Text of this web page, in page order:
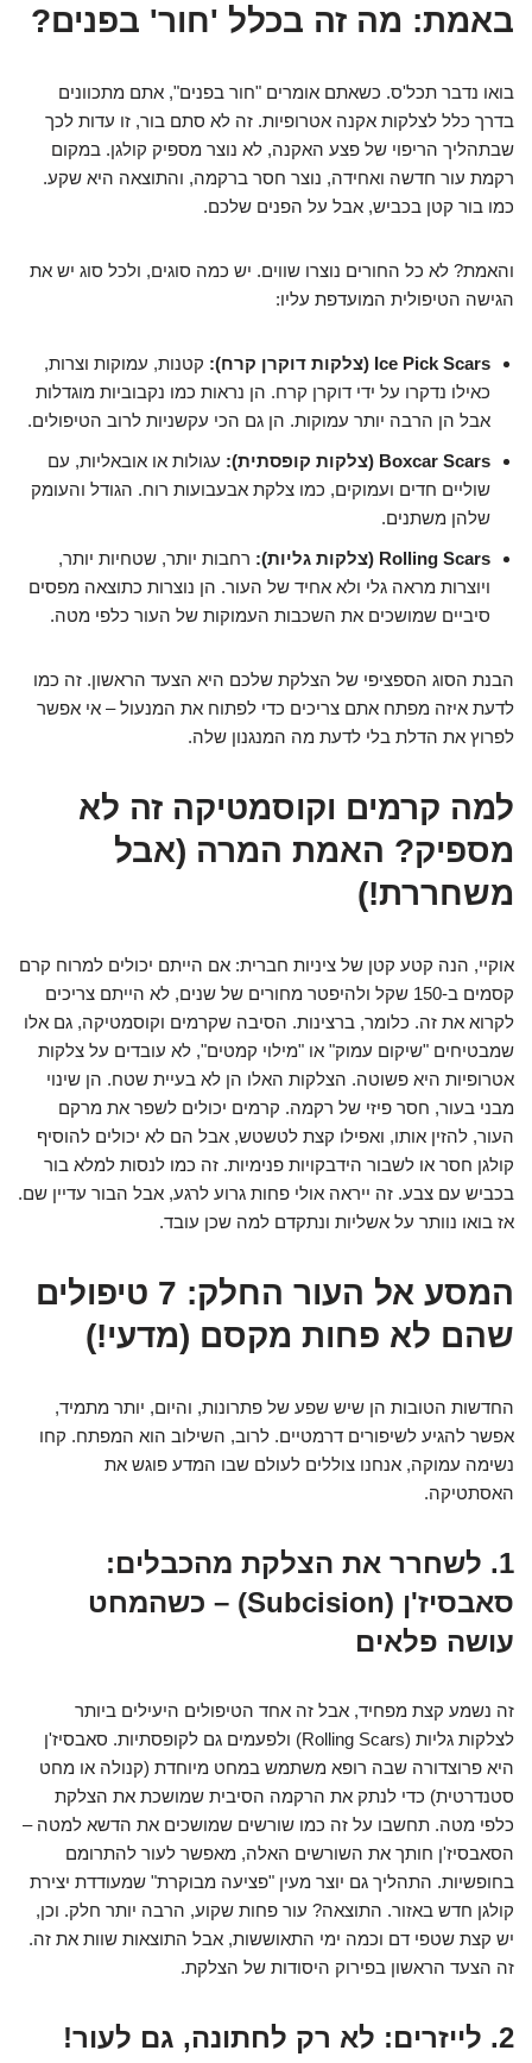
באמת: מה זה בכלל 'חור' בפנים?
בואו נדבר תכל'ס. כשאתם אומרים "חור בפנים", אתם מתכוונים
בדרך כלל לצלקות אקנה אטרופיות. זה לא סתם בור, זו עדות לכך
שבתהליך הריפוי של פצע האקנה, לא נוצר מספיק קולגן. במקום
רקמת עור חדשה ואחידה, נוצר חסר ברקמה, והתוצאה היא שקע.
כמו בור קטן בכביש, אבל על הפנים שלכם.
והאמת? לא כל החורים נוצרו שווים. יש כמה סוגים, ולכל סוג יש את
הגישה הטיפולית המועדפת עליו:
Ice Pick Scars (צלקות דוקרן קרח):
קטנות, עמוקות וצרות,
כאילו נדקרו על ידי דוקרן קרח. הן נראות כמו נקבוביות מוגדלות
אבל הן הרבה יותר עמוקות. הן גם הכי עקשניות לרוב הטיפולים.
Boxcar Scars (צלקות קופסתית):
עגולות או אובאליות, עם
שוליים חדים ועמוקים, כמו צלקת אבעבועות רוח. הגודל והעומק
שלהן משתנים.
Rolling Scars (צלקות גליות):
רחבות יותר, שטחיות יותר,
ויוצרות מראה גלי ולא אחיד של העור. הן נוצרות כתוצאה מפסים
סיביים שמושכים את השכבות העמוקות של העור כלפי מטה.
הבנת הסוג הספציפי של הצלקת שלכם היא הצעד הראשון. זה כמו
לדעת איזה מפתח אתם צריכים כדי לפתוח את המנעול – אי אפשר
לפרוץ את הדלת בלי לדעת מה המנגנון שלה.
למה קרמים וקוסמטיקה זה לא
מספיק? האמת המרה (אבל
משחררת!)
אוקיי, הנה קטע קטן של ציניות חברית: אם הייתם יכולים למרוח קרם
קסמים ב-150 שקל ולהיפטר מחורים של שנים, לא הייתם צריכים
לקרוא את זה. כלומר, ברצינות. הסיבה שקרמים וקוסמטיקה, גם אלו
שמבטיחים "שיקום עמוק" או "מילוי קמטים", לא עובדים על צלקות
אטרופיות היא פשוטה. הצלקות האלו הן לא בעיית שטח. הן שינוי
מבני בעור, חסר פיזי של רקמה. קרמים יכולים לשפר את מרקם
העור, להזין אותו, ואפילו קצת לטשטש, אבל הם לא יכולים להוסיף
קולגן חסר או לשבור הידבקויות פנימיות. זה כמו לנסות למלא בור
בכביש עם צבע. זה ייראה אולי פחות גרוע לרגע, אבל הבור עדיין שם.
אז בואו נוותר על אשליות ונתקדם למה שכן עובד.
המסע אל העור החלק: 7 טיפולים
שהם לא פחות מקסם (מדעי!)
החדשות הטובות הן שיש שפע של פתרונות, והיום, יותר מתמיד,
אפשר להגיע לשיפורים דרמטיים. לרוב, השילוב הוא המפתח. קחו
נשימה עמוקה, אנחנו צוללים לעולם שבו המדע פוגש את
האסתטיקה.
1. לשחרר את הצלקת מהכבלים:
סאבסיז'ן (Subcision) – כשהמחט
עושה פלאים
זה נשמע קצת מפחיד, אבל זה אחד הטיפולים היעילים ביותר
לצלקות גליות (Rolling Scars) ולפעמים גם לקופסתיות. סאבסיז'ן
היא פרוצדורה שבה רופא משתמש במחט מיוחדת (קנולה או מחט
סטנדרטית) כדי לנתק את הרקמה הסיבית שמושכת את הצלקת
כלפי מטה. תחשבו על זה כמו שורשים שמושכים את הדשא למטה –
הסאבסיז'ן חותך את השורשים האלה, מאפשר לעור להתרומם
בחופשיות. התהליך גם יוצר מעין "פציעה מבוקרת" שמעודדת יצירת
קולגן חדש באזור. התוצאה? עור פחות שקוע, הרבה יותר חלק. וכן,
יש קצת שטפי דם וכמה ימי התאוששות, אבל התוצאות שוות את זה.
זה הצעד הראשון בפירוק היסודות של הצלקת.
2. לייזרים: לא רק לחתונה, גם לעור!